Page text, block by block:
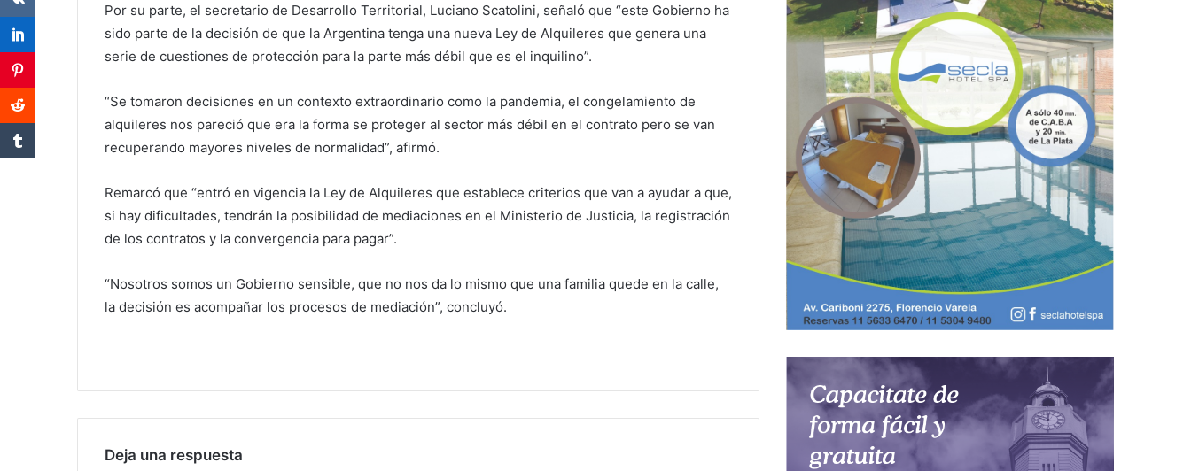
Por su parte, el secretario de Desarrollo Territorial, Luciano Scatolini, señaló que “este Gobierno ha
sido parte de la decisión de que la Argentina tenga una nueva Ley de Alquileres que genera una
serie de cuestiones de protección para la parte más débil que es el inquilino”.
“Se tomaron decisiones en un contexto extraordinario como la pandemia, el congelamiento de
alquileres nos pareció que era la forma se proteger al sector más débil en el contrato pero se van
recuperando mayores niveles de normalidad”, afirmó.
Remarcó que “entró en vigencia la Ley de Alquileres que establece criterios que van a ayudar a que,
si hay dificultades, tendrán la posibilidad de mediaciones en el Ministerio de Justicia, la registración
de los contratos y la convergencia para pagar”.
“Nosotros somos un Gobierno sensible, que no nos da lo mismo que una familia quede en la calle,
la decisión es acompañar los procesos de mediación”, concluyó.
Deja una respuesta